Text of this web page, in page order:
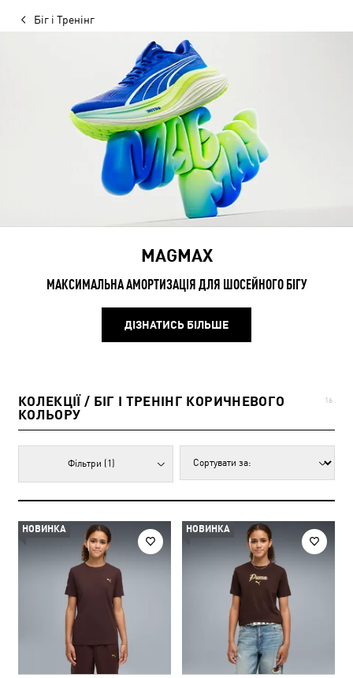
Біг і Тренінг
MAGMAX
МАКСИМАЛЬНА АМОРТИЗАЦІЯ ДЛЯ ШОСЕЙНОГО БІГУ
ДІЗНАТИСЬ БІЛЬШЕ
КОЛЕКЦІЇ / БІГ І ТРЕНІНГ КОРИЧНЕВОГО
КОЛЬОРУ
16
Фільтри (1)
НОВИНКА НОВИНКА